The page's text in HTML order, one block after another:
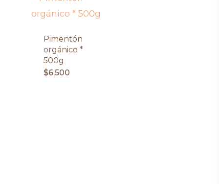
Pimentón
orgánico *
500g
$6,500